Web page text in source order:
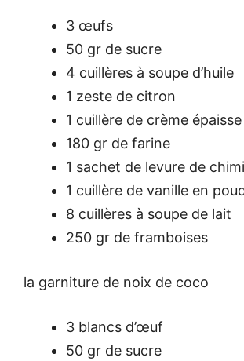
3 œufs
50 gr de sucre
4 cuillères à soupe d’huile
1 zeste de citron
1 cuillère de crème épaisse
180 gr de farine
1 sachet de levure de
1 cuillère de vanille en
8 cuillères à soupe de lait
250 gr de framboises
la garniture de noix de coco
3 blancs d’œuf
50 gr de sucre